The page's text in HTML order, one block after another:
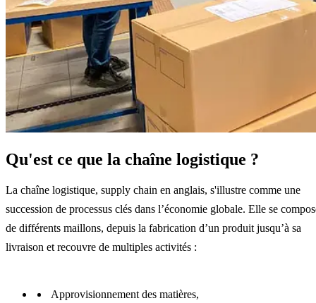
Qu'est ce que la chaîne logistique ?
La chaîne logistique, supply chain en anglais, s'illustre comme une
succession de processus clés dans l’économie globale. Elle se
de différents maillons, depuis la fabrication d’un produit jusqu’à sa
livraison et recouvre de multiples activités :
Approvisionnement des matières,